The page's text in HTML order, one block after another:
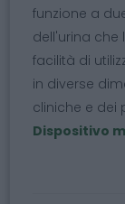
funzione a
dell'urina che
facilità di
in diverse
cliniche e dei
Dispositivo